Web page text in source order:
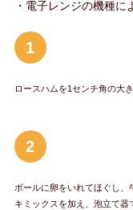
・電子レンジの機種に
1
ロースハムを1センチ角の大
2
ボールに卵をいれてほぐし
キミックスを加え、泡立て器